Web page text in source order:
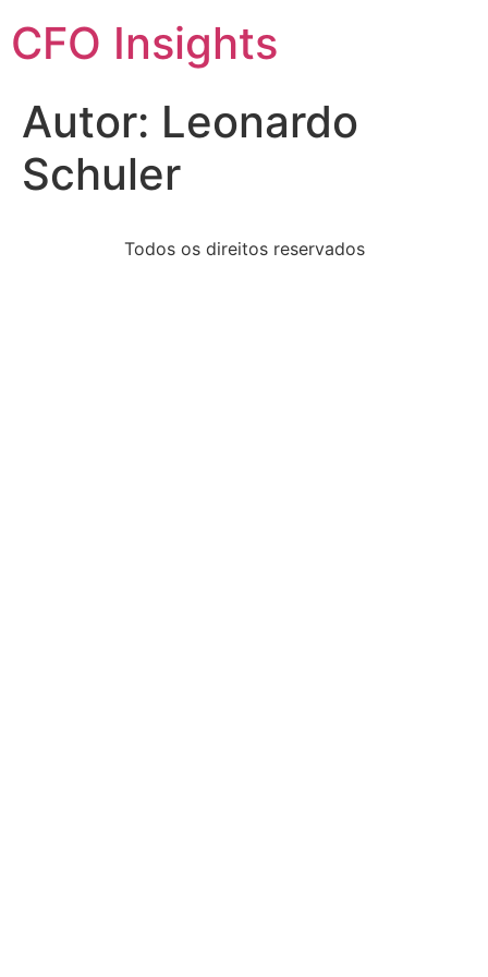
CFO Insights
Autor: Leonardo
Schuler
Todos os direitos reservados